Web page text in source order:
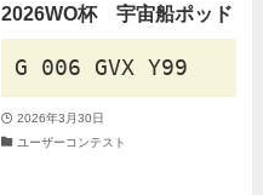
2026WO杯 宇宙船ポッド
G 006 GVX Y99
2026年3月30日
ユーザーコンテスト